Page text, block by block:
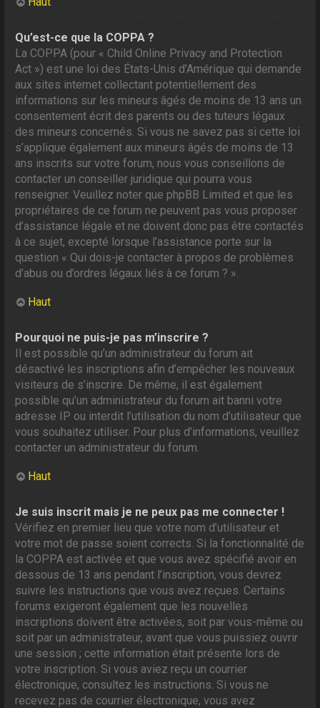
Qu’est-ce que la COPPA ?
La COPPA (pour « Child Online Privacy and Protection
Act ») est une loi des États-Unis d’Amérique qui demande
aux sites internet collectant potentiellement des
informations sur les mineurs âgés de moins de 13 ans un
consentement écrit des parents ou des tuteurs légaux
des mineurs concernés. Si vous ne savez pas si cette loi
s’applique également aux mineurs âgés de moins de 13
ans inscrits sur votre forum, nous vous conseillons de
contacter un conseiller juridique qui pourra vous
renseigner. Veuillez noter que phpBB Limited et que les
propriétaires de ce forum ne peuvent pas vous proposer
d’assistance légale et ne doivent donc pas être contactés
à ce sujet, excepté lorsque l’assistance porte sur la
question « Qui dois-je contacter à propos de problèmes
d’abus ou d’ordres légaux liés à ce forum ? ».
Haut
Pourquoi ne puis-je pas m’inscrire ?
Il est possible qu’un administrateur du forum ait
désactivé les inscriptions afin d’empêcher les nouveaux
visiteurs de s’inscrire. De même, il est également
possible qu’un administrateur du forum ait banni votre
adresse IP ou interdit l’utilisation du nom d’utilisateur que
vous souhaitez utiliser. Pour plus d’informations, veuillez
contacter un administrateur du forum.
Haut
Je suis inscrit mais je ne peux pas me connecter !
Vérifiez en premier lieu que votre nom d’utilisateur et
votre mot de passe soient corrects. Si la fonctionnalité de
la COPPA est activée et que vous avez spécifié avoir en
dessous de 13 ans pendant l’inscription, vous devrez
suivre les instructions que vous avez reçues. Certains
forums exigeront également que les nouvelles
inscriptions doivent être activées, soit par vous-même ou
soit par un administrateur, avant que vous puissiez ouvrir
une session ; cette information était présente lors de
votre inscription. Si vous aviez reçu un courrier
électronique, consultez les instructions. Si vous ne
recevez pas de courrier électronique, vous avez